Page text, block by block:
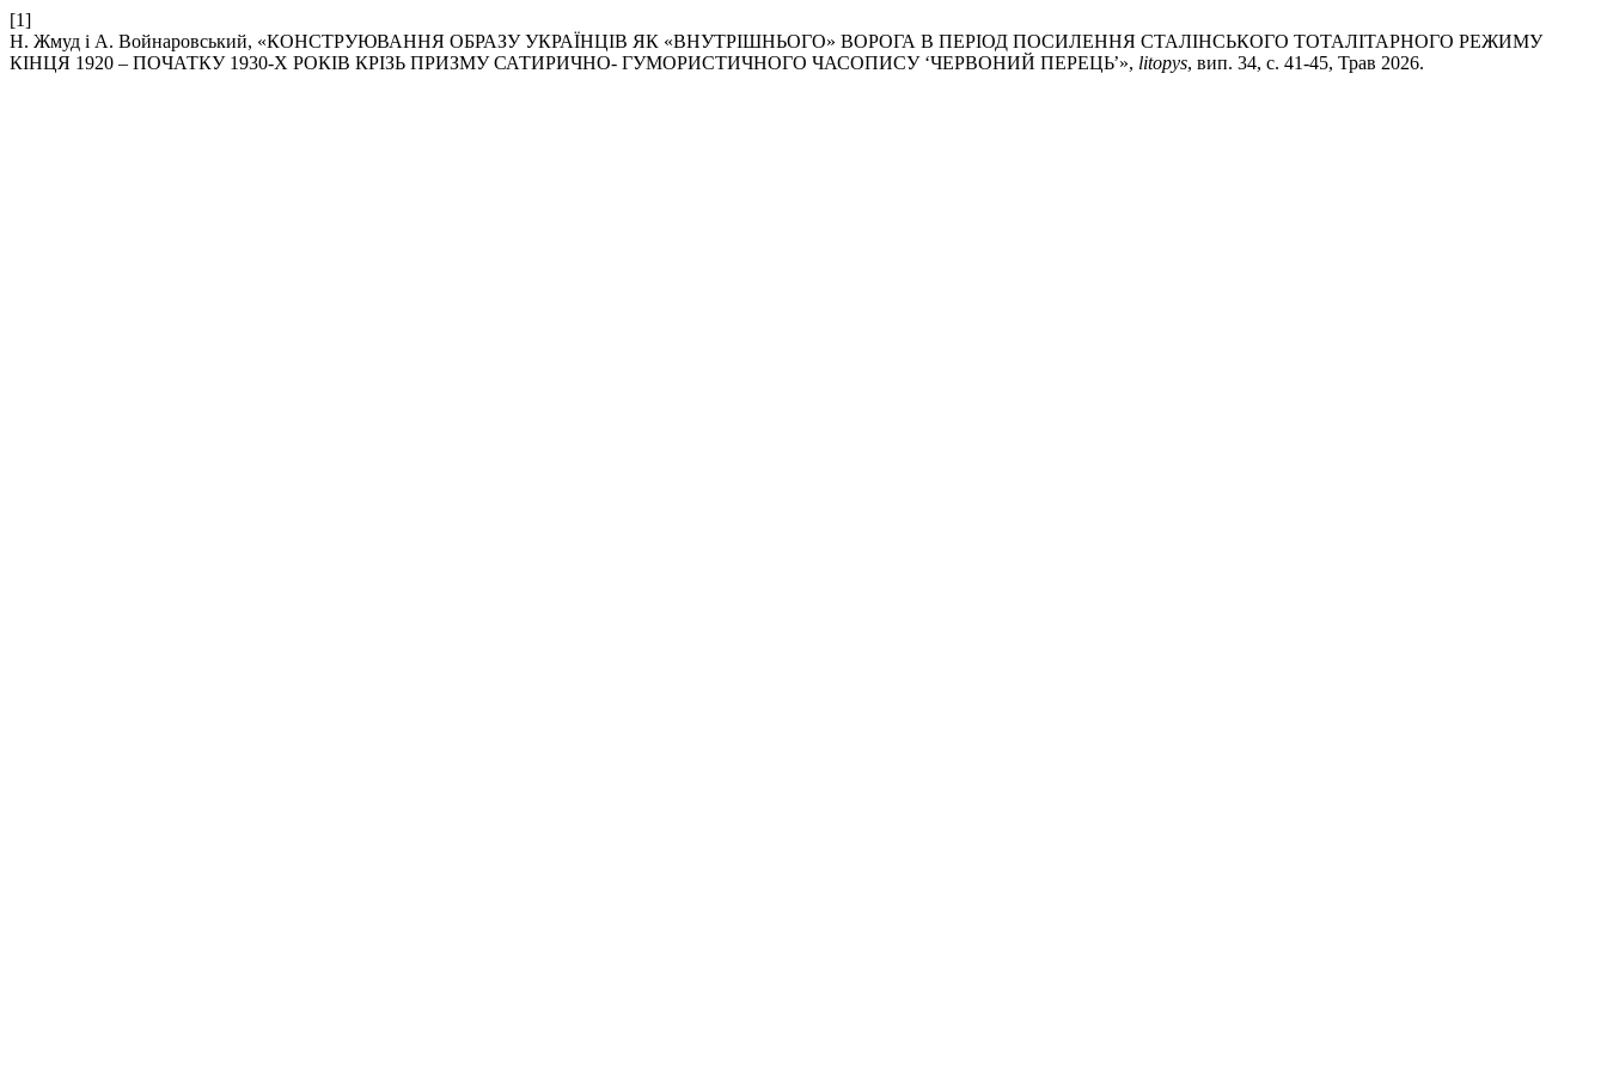
[1]
Н. Жмуд і А. Войнаровський, «КОНСТРУЮВАННЯ ОБРАЗУ УКРАЇНЦІВ ЯК «ВНУТРІШНЬОГО» ВОРОГА В ПЕРІОД ПОСИЛЕННЯ СТАЛІНСЬКОГО ТОТАЛІТАРНОГО РЕЖИМУ
КІНЦЯ 1920 – ПОЧАТКУ 1930-Х РОКІВ КРІЗЬ ПРИЗМУ САТИРИЧНО- ГУМОРИСТИЧНОГО ЧАСОПИСУ ‘ЧЕРВОНИЙ ПЕРЕЦЬ’», litopys, вип. 34, с. 41-45, Трав 2026.